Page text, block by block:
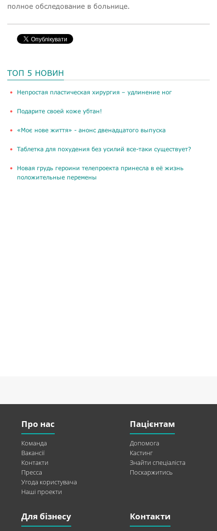
полное обследование в больнице.
ТОП 5 НОВИН
​Непростая пластическая хирургия – удлинение ног
Подарите своей коже убтан!
«Моє нове життя» - анонс двенадцатого выпуска
Таблетка для похудения без усилий все-таки существует?
Новая грудь героини телепроекта принесла в её жизнь
положительные перемены
Про нас
Команда
Вакансії
Контакти
Пресса
Угода користувача
Наші проекти
Пацієнтам
Допомога
Кастинг
Знайти спеціаліста
Поскаржитись
Для бізнесу Контакти